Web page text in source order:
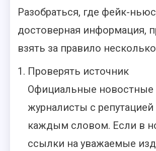
Разобраться, где фейк-
достоверная информация,
взять за правило
Проверять источник
Официальные новостные
журналисты с
каждым словом. Если в
ссылки на уважаемые